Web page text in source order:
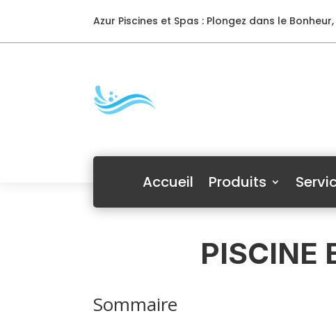
Azur Piscines et Spas : Plongez dans le Bonheur,
Accueil Produits
PISCINE
Sommaire